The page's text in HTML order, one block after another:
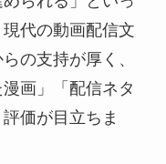
代の動画配信文
の支持が厚く、
画」「配信ネタ
価が目立ちま